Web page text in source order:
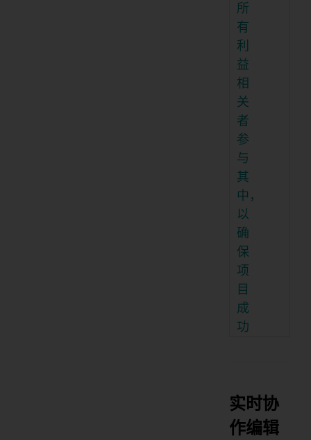
所
有
利
益
相
关
者
参
与
其
中，
以
确
保
项
目
成
功
实时协
作编辑